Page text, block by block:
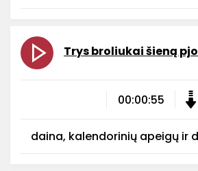
Trys broliukai šieną
00:00:55
daina, kalendorinių apeigų ir